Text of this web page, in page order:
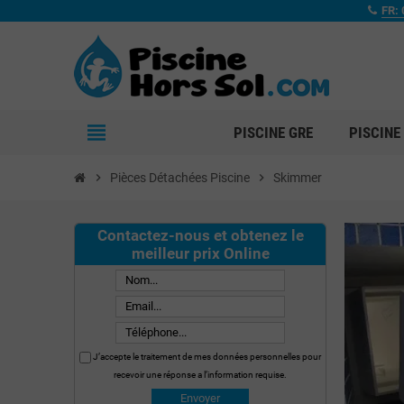
FR:
view_headline PISCINE GRE PISCINE
chevron_right Pièces Détachées Piscine chevron_right Skimmer
Contactez-nous et obtenez le
meilleur prix Online
J’accepte le traitement de mes données personnelles pour
recevoir une réponse a l’information requise.